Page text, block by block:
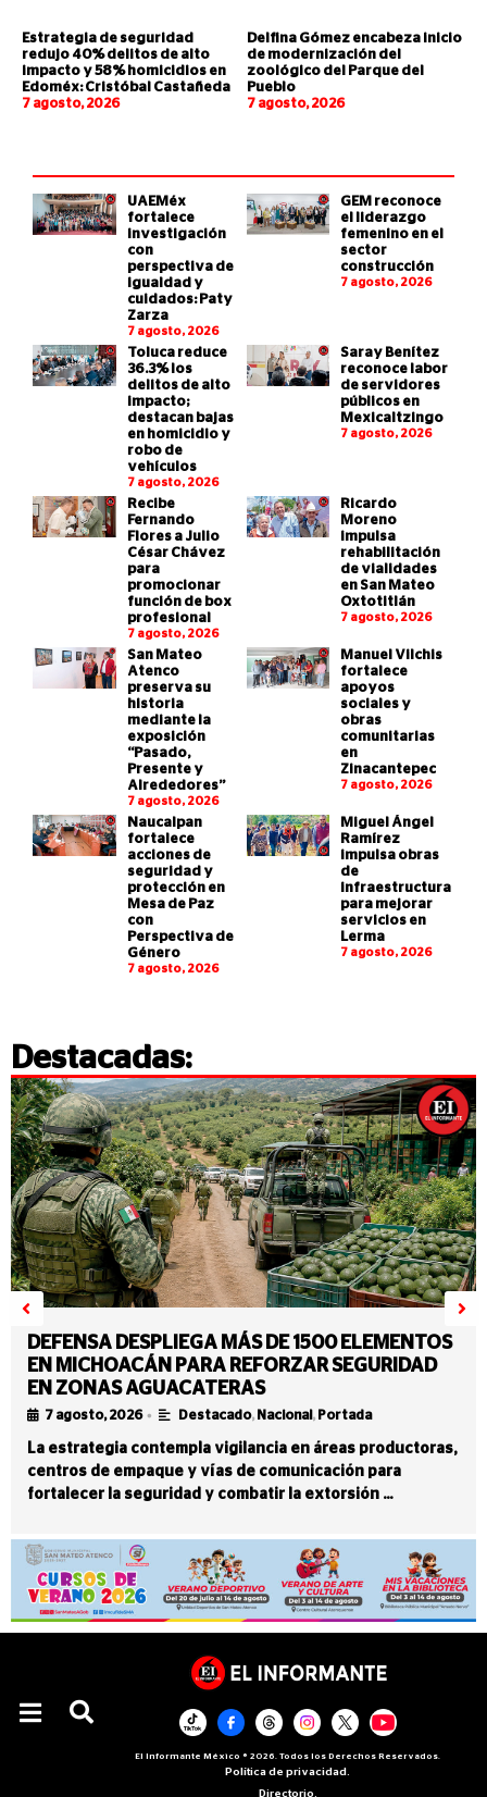
Estrategia de seguridad
redujo 40% delitos de alto
impacto y 58% homicidios en
Edoméx: Cristóbal Castañeda
7 agosto, 2026
Delfina Gómez encabeza inicio
de modernización del
zoológico del Parque del
Pueblo
7 agosto, 2026
UAEMéx
fortalece
investigación
con
perspectiva de
igualdad y
cuidados: Paty
Zarza
7 agosto, 2026
GEM reconoce
el liderazgo
femenino en el
sector
construcción
7 agosto, 2026
Toluca reduce
36.3% los
delitos de alto
impacto;
destacan bajas
en homicidio y
robo de
vehículos
7 agosto, 2026
Saray Benítez
reconoce labor
de servidores
públicos en
Mexicaltzingo
7 agosto, 2026
Recibe
Fernando
Flores a Julio
César Chávez
para
promocionar
función de box
profesional
7 agosto, 2026
Ricardo
Moreno
impulsa
rehabilitación
de vialidades
en San Mateo
Oxtotitlán
7 agosto, 2026
San Mateo
Atenco
preserva su
historia
mediante la
exposición
“Pasado,
Presente y
Alrededores”
7 agosto, 2026
Manuel Vilchis
fortalece
apoyos
sociales y
obras
comunitarias
en
Zinacantepec
7 agosto, 2026
Naucalpan
fortalece
acciones de
seguridad y
protección en
Mesa de Paz
con
Perspectiva de
Género
7 agosto, 2026
Miguel Ángel
Ramírez
impulsa obras
de
infraestructura
para mejorar
servicios en
Lerma
7 agosto, 2026
Destacadas:
DEFENSA DESPLIEGA MÁS DE 1500 ELEMENTOS
EN MICHOACÁN PARA REFORZAR SEGURIDAD
EN ZONAS AGUACATERAS
7 agosto, 2026 • Destacado, Nacional , Portada
La estrategia contempla vigilancia en áreas productoras,
centros de empaque y vías de comunicación para
fortalecer la seguridad y combatir la extorsión …
El Informante México ® 2026. Todos los Derechos Reservados.
Política de privacidad.
Directorio.